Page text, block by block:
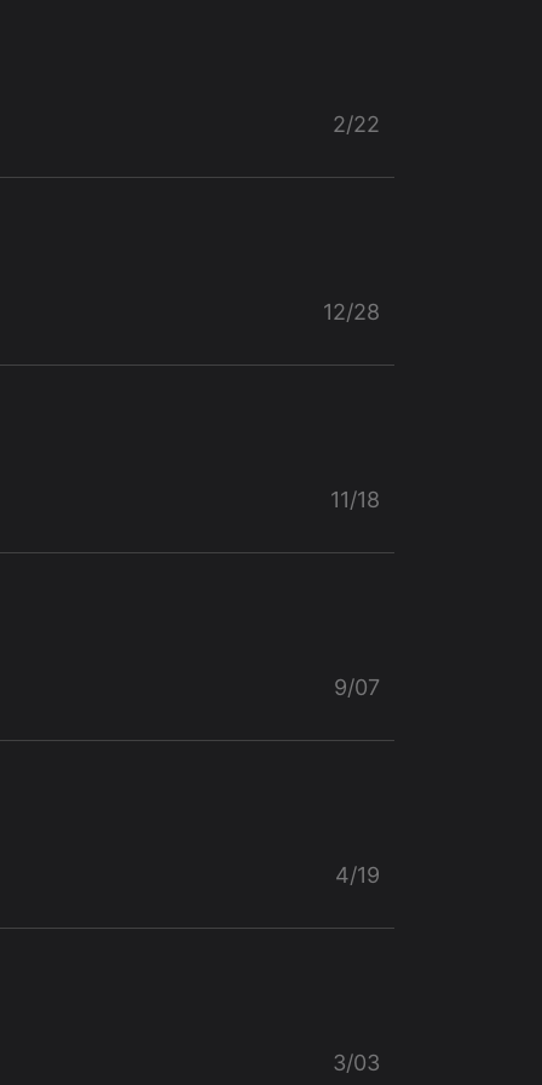
2/22
12/28
11/18
9/07
4/19
3/03